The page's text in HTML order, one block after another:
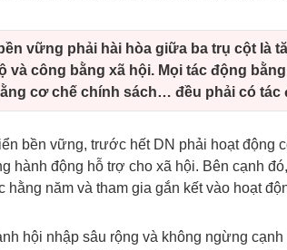
vững phải hài hòa giữa ba trụ cột là
và công bằng xã hội. Mọi tác động
cơ chế chính sách… đều phải có tác
bền vững, trước hết DN phải hoạt động
hành động hỗ trợ cho xã hội. Bên cạnh
hằng năm và tham gia gắn kết vào hoạt
hội nhập sâu rộng và không ngừng